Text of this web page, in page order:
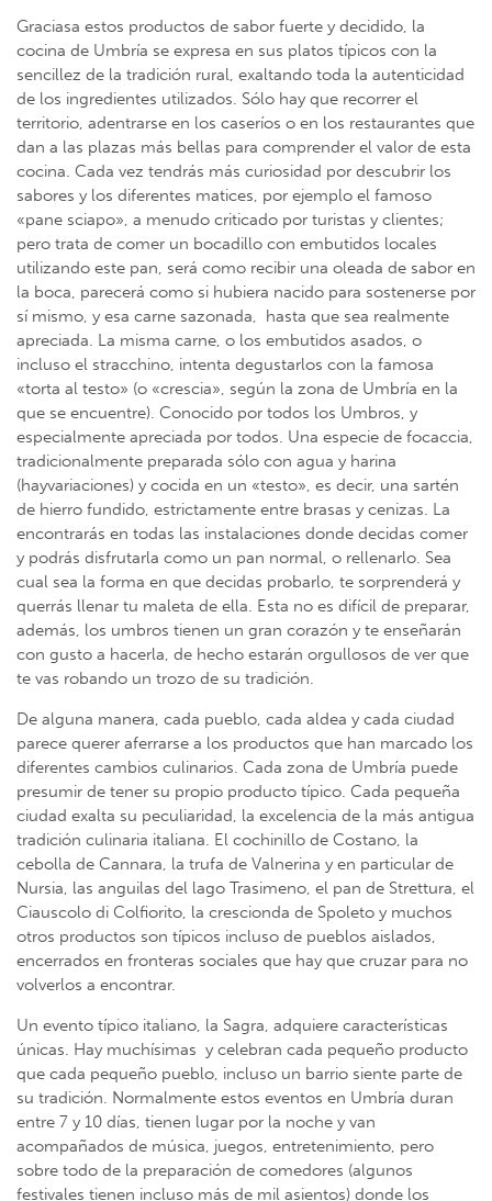
Graciasa estos productos de sabor fuerte y decidido, la
cocina de Umbría se expresa en sus platos típicos con la
sencillez de la tradición rural, exaltando toda la autenticidad
de los ingredientes utilizados. Sólo hay que recorrer el
territorio, adentrarse en los caseríos o en los restaurantes que
dan a las plazas más bellas para comprender el valor de esta
cocina. Cada vez tendrás más curiosidad por descubrir los
sabores y los diferentes matices, por ejemplo el famoso
«pane sciapo», a menudo criticado por turistas y clientes;
pero trata de comer un bocadillo con embutidos locales
utilizando este pan, será como recibir una oleada de sabor en
la boca, parecerá como si hubiera nacido para sostenerse por
sí mismo, y esa carne sazonada, hasta que sea realmente
apreciada. La misma carne, o los embutidos asados, o
incluso el stracchino, intenta degustarlos con la famosa
«torta al testo» (o «crescia», según la zona de Umbría en la
que se encuentre). Conocido por todos los Umbros, y
especialmente apreciada por todos. Una especie de focaccia,
tradicionalmente preparada sólo con agua y harina
(hayvariaciones) y cocida en un «testo», es decir, una sartén
de hierro fundido, estrictamente entre brasas y cenizas. La
encontrarás en todas las instalaciones donde decidas comer
y podrás disfrutarla como un pan normal, o rellenarlo. Sea
cual sea la forma en que decidas probarlo, te sorprenderá y
querrás llenar tu maleta de ella. Esta no es difícil de preparar,
además, los umbros tienen un gran corazón y te enseñarán
con gusto a hacerla, de hecho estarán orgullosos de ver que
te vas robando un trozo de su tradición.
De alguna manera, cada pueblo, cada aldea y cada ciudad
parece querer aferrarse a los productos que han marcado los
diferentes cambios culinarios. Cada zona de Umbría puede
presumir de tener su propio producto típico. Cada pequeña
ciudad exalta su peculiaridad, la excelencia de la más antigua
tradición culinaria italiana. El cochinillo de Costano, la
cebolla de Cannara, la trufa de Valnerina y en particular de
Nursia, las anguilas del lago Trasimeno, el pan de Strettura, el
Ciauscolo di Colfiorito, la crescionda de Spoleto y muchos
otros productos son típicos incluso de pueblos aislados,
encerrados en fronteras sociales que hay que cruzar para no
volverlos a encontrar.
Un evento típico italiano, la Sagra, adquiere características
únicas. Hay muchísimas y celebran cada pequeño producto
que cada pequeño pueblo, incluso un barrio siente parte de
su tradición. Normalmente estos eventos en Umbría duran
entre 7 y 10 días, tienen lugar por la noche y van
acompañados de música, juegos, entretenimiento, pero
sobre todo de la preparación de comedores (algunos
festivales tienen incluso más de mil asientos) donde los